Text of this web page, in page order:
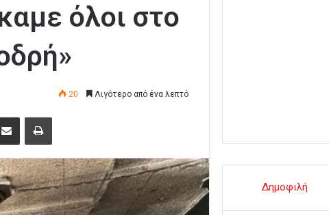
όλοι στο
20 Λιγότερο από ένα λεπτό
Δημοφιλή